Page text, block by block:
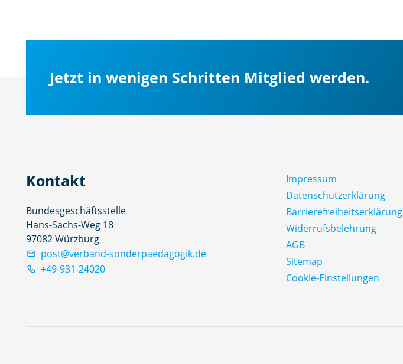
Jetzt in wenigen Schritten Mitglied werden.
Kontakt
Bundesgeschäftsstelle
Hans-Sachs-Weg 18
97082 Würzburg
post@verband-sonderpaedagogik.de
+49-931-24020
Impressum
Datenschutz­erklärung
Barrierefreiheitserklärung
Widerrufsbelehrung
AGB
Sitemap
Cookie-Einstellungen